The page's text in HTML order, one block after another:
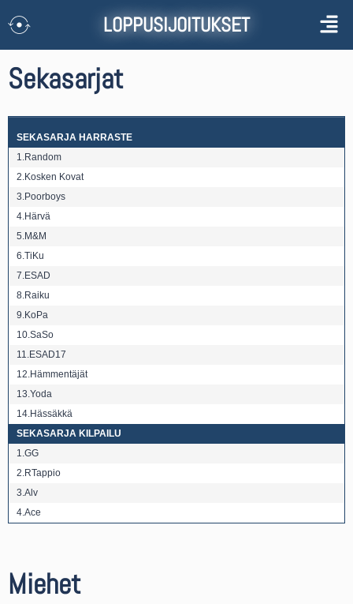
LOPPUSIJOITUKSET
Sekasarjat
SEKASARJA HARRASTE
1.Random
2.Kosken Kovat
3.Poorboys
4.Härvä
5.M&M
6.TiKu
7.ESAD
8.Raiku
9.KoPa
10.SaSo
11.ESAD17
12.Hämmentäjät
13.Yoda
14.Hässäkkä
SEKASARJA KILPAILU
1.GG
2.RTappio
3.Alv
4.Ace
Miehet